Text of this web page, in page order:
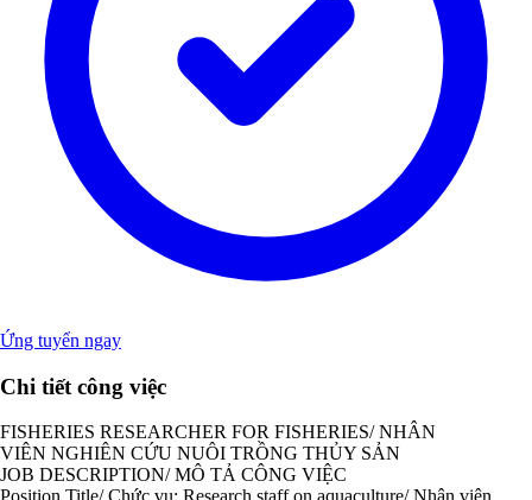
Ứng tuyển ngay
Chi tiết công việc
FISHERIES RESEARCHER FOR FISHERIES/ NHÂN
VIÊN NGHIÊN CỨU NUÔI TRỒNG THỦY SẢN
JOB DESCRIPTION/ MÔ TẢ CÔNG VIỆC